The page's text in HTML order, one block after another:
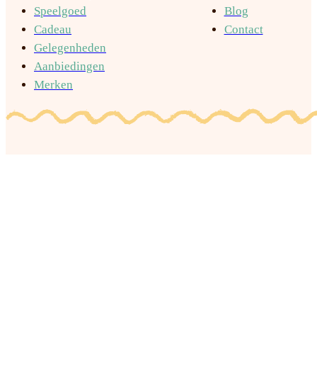
Speelgoed
Cadeau
Gelegenheden
Aanbiedingen
Merken
Blog
Contact